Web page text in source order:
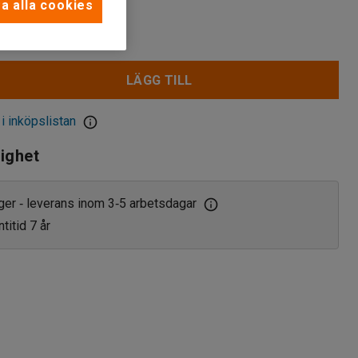
LÄGG TILL
inköpslistan
‑ leverans inom 3‑5 arbetsdagar
7 år
alla cookies